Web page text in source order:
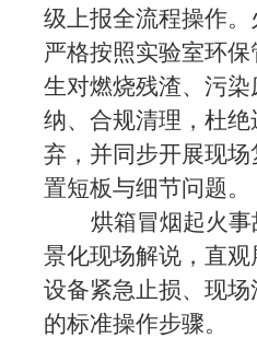
级上报全流程操作。
严格按照实验室环
生对燃烧残渣、污
纳、合规清理，杜
弃，并同步开展现
置短板与细节问题。
烘箱冒烟起火
景化现场解说，直观
设备紧急止损、现
的标准操作步骤。